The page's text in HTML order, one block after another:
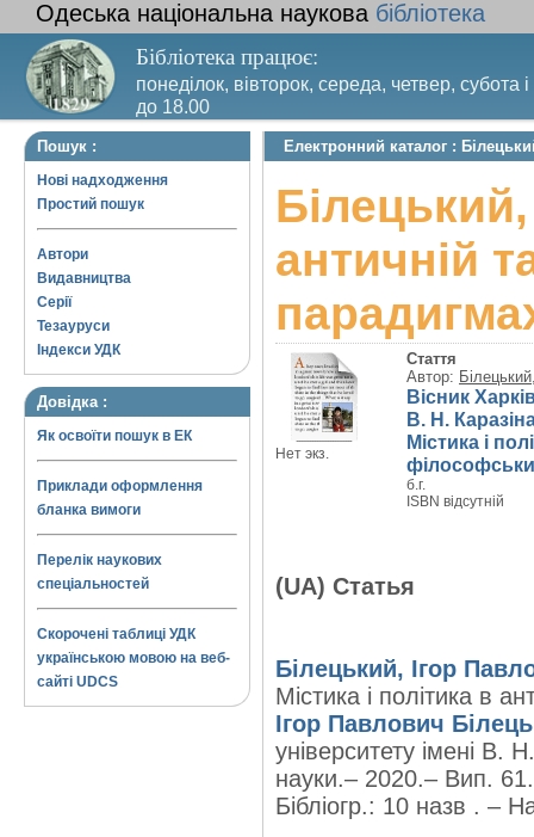
Одеська національна наукова бібліотека
Бібліотека працює:
понеділок, вівторок, середа, четвер, субота
до 18.00
Вихідний день – п’ятниця. Останній четвер
Пошук :
Нові надходження
Простий пошук
Автори
Видавництва
Серії
Тезауруси
Індекси УДК
Довідка :
Як освоїти пошук в ЕК
Приклади оформлення
бланка вимоги
Перелік наукових
спеціальностей
Скорочені таблиці УДК
українською мовою на веб-
сайті UDCS
Електронний каталог :
античній
Нет экз.
Стаття
Автор:
Вісник
В. Н.
Містика і
б.г.
ISBN відсутній
(UA) Статья
Білецький, Ігор
Містика і політика в
Ігор Павлович
університету імені В.
науки.– 2020.– Вип.
Бібліогр.: 10 назв . –